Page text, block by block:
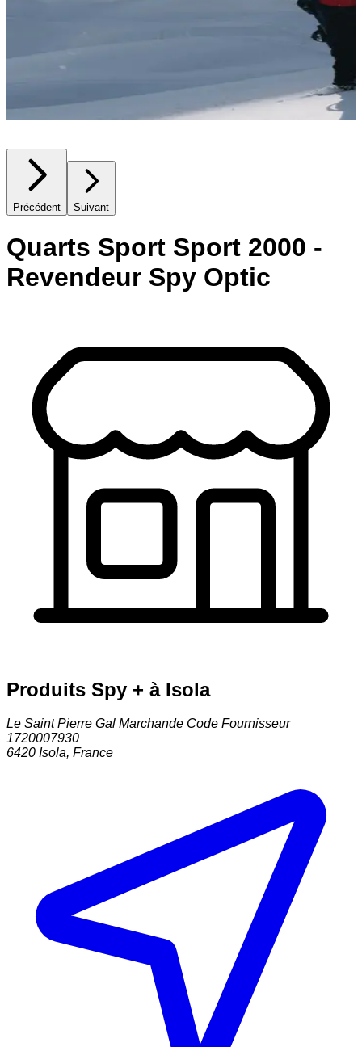
Précédent Suivant
Quarts Sport Sport 2000 -
Revendeur Spy Optic
Produits Spy + à Isola
Le Saint Pierre Gal Marchande Code Fournisseur
1720007930
6420 Isola, France